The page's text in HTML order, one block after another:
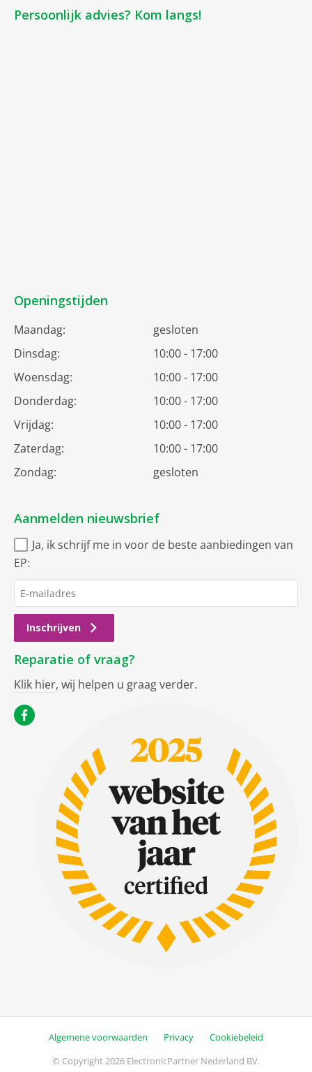
Persoonlijk advies? Kom langs!
Openingstijden
Maandag:
gesloten
Dinsdag:
10:00 - 17:00
Woensdag:
10:00 - 17:00
Donderdag:
10:00 - 17:00
Vrijdag:
10:00 - 17:00
Zaterdag:
10:00 - 17:00
Zondag:
gesloten
Aanmelden nieuwsbrief
Ja, ik schrijf me in voor de beste aanbiedingen van
EP:
Inschrijven
Reparatie of vraag?
Klik hier, wij helpen u graag verder.
Algemene voorwaarden Privacy
Cookiebeleid
© Copyright 2026 ElectronicPartner Nederland BV.